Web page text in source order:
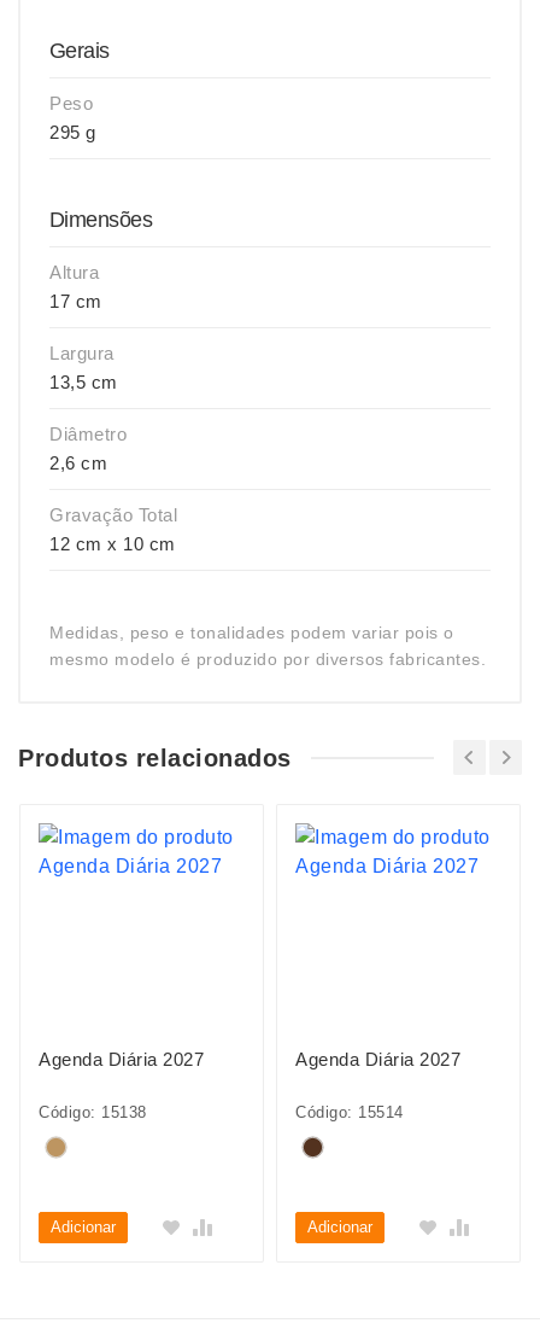
Gerais
Peso
295 g
Dimensões
Altura
17 cm
Largura
13,5 cm
Diâmetro
2,6 cm
Gravação Total
12 cm x 10 cm
Medidas, peso e tonalidades podem variar pois o
mesmo modelo é produzido por diversos fabricantes.
Produtos relacionados
Agenda Diária 2027
Código: 15138
Adicionar
Agenda Diária 2027
Código: 15514
Adicionar